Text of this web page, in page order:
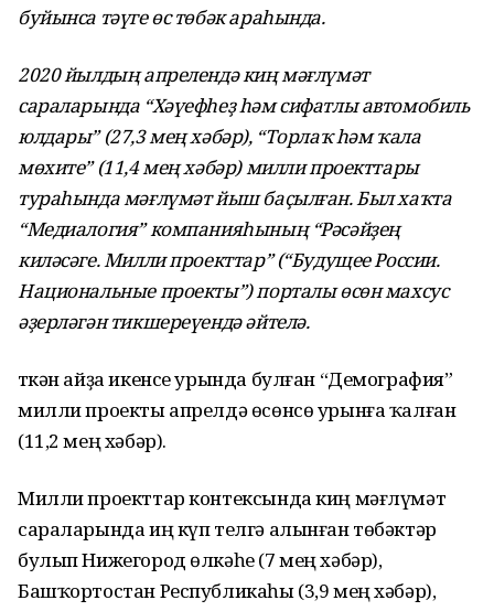
буйынса тәүге өс төбәк араһында.
2020 йылдың апрелендә киң мәғлүмәт
сараларында “Хәүефһеҙ һәм сифатлы автомобиль
юлдары” (27,3 мең хәбәр), “Торлаҡ һәм ҡала
мөхите” (11,4 мең хәбәр) милли проекттары
тураһында мәғлүмәт йыш баҫылған. Был хаҡта
“Медиалогия” компанияһының “Рәсәйҙең
киләсәге. Милли проекттар” (“Будущее России.
Национальные проекты”) порталы өсөн махсус
әҙерләгән тикшереүендә әйтелә.
Үткән айҙа икенсе урында булған “Демография”
милли проекты апрелдә өсөнсө урынға ҡалған
(11,2 мең хәбәр).
Милли проекттар контексында киң мәғлүмәт
сараларында иң күп телгә алынған төбәктәр
булып Нижегород өлкәһе (7 мең хәбәр),
Башҡортостан Республикаһы (3,9 мең хәбәр),